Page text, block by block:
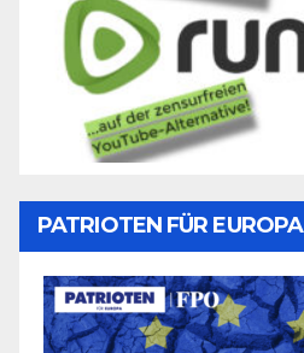
PATRIOTEN FÜR EUROPA